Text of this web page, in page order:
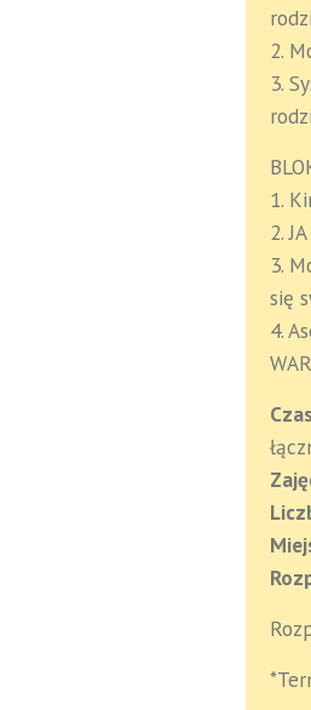
2.
3.
1.
2.
3.
się
4.